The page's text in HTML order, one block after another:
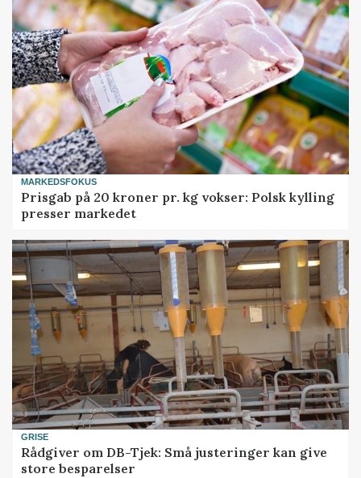
MARKEDSFOKUS
Prisgab på 20 kroner pr. kg vokser: Polsk kylling
presser markedet
GRISE
Rådgiver om DB-Tjek: Små justeringer kan give
store besparelser